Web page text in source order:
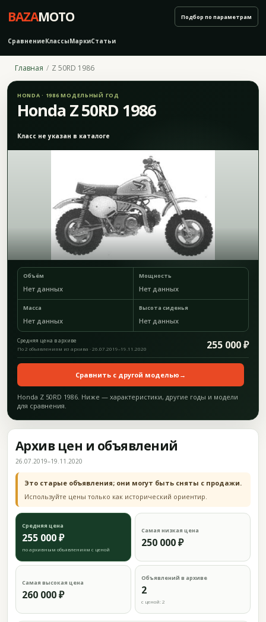
BAZAMOTO
СравнениеКлассыМаркиСтатьи
Подбор по параметрам
Главная Z 50RD 1986
HONDA · 1986 МОДЕЛЬНЫЙ ГОД
Honda Z 50RD 1986
Класс не указан в каталоге
Объём
Нет данных
Мощность
Нет данных
Масса
Нет данных
Высота сиденья
Нет данных
Средняя цена в архиве 255 000 ₽
По 2 объявлениям из архива · 26.07.2019–19.11.2020
Сравнить с другой моделью →
Honda Z 50RD 1986. Ниже — характеристики, другие годы и модели
для сравнения.
Архив цен и объявлений
26.07.2019–19.11.2020
Это старые объявления; они могут быть сняты с продажи.
Используйте цены только как исторический ориентир.
Средняя цена
255 000 ₽
по архивным объявлениям с ценой
Самая низкая цена
250 000 ₽
Самая высокая цена
260 000 ₽
Объявлений в архиве
2
с ценой: 2